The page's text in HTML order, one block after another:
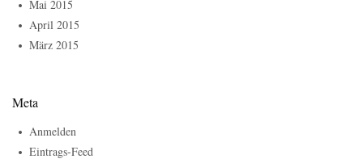
Mai 2015
April 2015
März 2015
Meta
Anmelden
Eintrags-Feed